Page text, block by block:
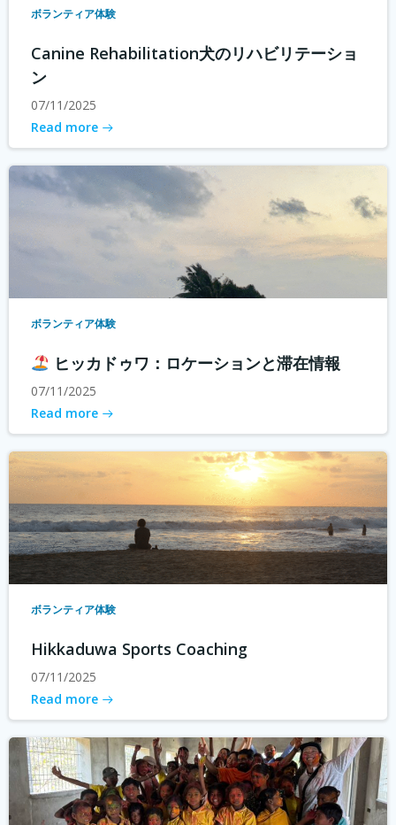
ボランティア体験
Canine Rehabilitation犬のリハビリテーショ
ン
07/11/2025
Read more
ボランティア体験
ヒッカドゥワ：ロケーションと滞在情報
07/11/2025
Read more
ボランティア体験
Hikkaduwa Sports Coaching
07/11/2025
Read more